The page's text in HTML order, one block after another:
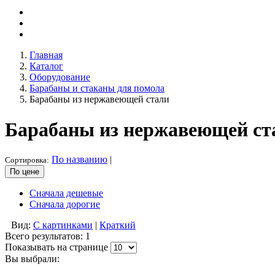
Главная
Каталог
Оборудование
Барабаны и стаканы для помола
Барабаны из нержавеющей стали
Барабаны из нержавеющей
Сортировка: По названию |
По цене
Сначала дешевые
Сначала дорогие
Вид: С картинками | Краткий
Всего результатов: 1
Показывать на странице
Вы выбрали: